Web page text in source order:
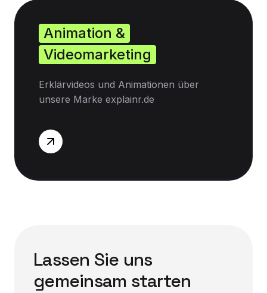
Animation &
Videomarketing
Erklärvideos und Animationen über
unsere Marke explainr.de
Lassen Sie uns
gemeinsam starten